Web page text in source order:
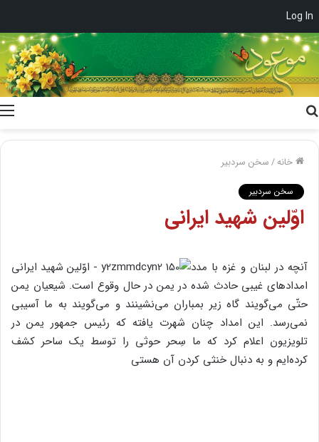
Log In
خانه/سخن سردبیر
سخن سردبیر
اوّلین شهید ایرانی
آنچه در لبنان و غزه با مدد
امدادهای غیبی حادث شده در یمن در حال وقوع است. شیعیان یمن
حتّی می‌گویند گاه زیر بمباران می‌نشینند و می‌گویند به ما آسیبی
نمی‌رسد. این امداد چنان شهرت یافته که رئیس جمهور یمن در
تلویزیون اعلام کرد که ما سِحر حوثی را توسط یک ساحر کشف
کرده‌ایم و به دنبال خنثی کردن آن هستی